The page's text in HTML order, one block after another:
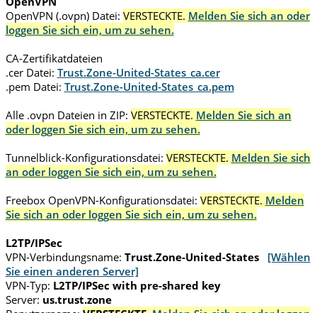
OpenVPN (.ovpn) Datei: VERSTECKTE. Melden Sie sich an oder
loggen Sie sich ein, um zu sehen.
CA-Zertifikatdateien
.cer Datei: Trust.Zone-United-States_ca.cer
.pem Datei: Trust.Zone-United-States_ca.pem
Alle .ovpn Dateien in ZIP: VERSTECKTE. Melden Sie sich an
oder loggen Sie sich ein, um zu sehen.
Tunnelblick-Konfigurationsdatei: VERSTECKTE. Melden Sie sich
an oder loggen Sie sich ein, um zu sehen.
Freebox OpenVPN-Konfigurationsdatei: VERSTECKTE. Melden
Sie sich an oder loggen Sie sich ein, um zu sehen.
L2TP/IPSec
VPN-Verbindungsname: Trust.Zone-United-States
[Wählen
Sie einen anderen Server]
VPN-Typ: L2TP/IPSec with pre-shared key
Server: us.trust.zone